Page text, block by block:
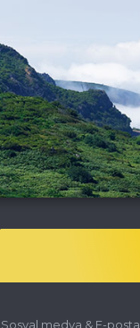
Sosyal medya & E-posta